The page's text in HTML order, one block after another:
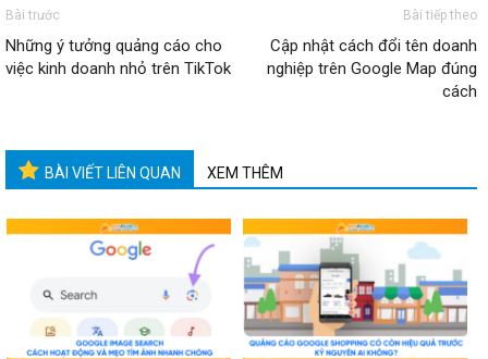
Bài trước
Những ý tưởng quảng cáo cho
việc kinh doanh nhỏ trên TikTok
Bài tiếp theo
Cập nhật cách đổi tên doanh
nghiệp trên Google Map đúng
cách
BÀI VIẾT LIÊN QUAN XEM THÊM